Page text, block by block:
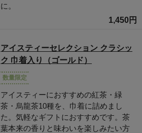
に。
1,450円
アイスティーセレクション クラシッ
ク 巾着入り（ゴールド）
数量限定
アイスティーにおすすめの紅茶・緑
茶・烏龍茶10種を、巾着に詰めまし
た。気軽なギフトにおすすめです。茶
葉本来の香りと味わいを楽しみたい方